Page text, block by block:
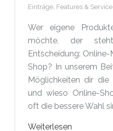
Einträge, Features &
Wer eigene
möchte, der
Entscheidung:
Shop? In unserem
Möglichkeiten dir
und wieso Online-
oft die bessere Wahl
Weiterlesen